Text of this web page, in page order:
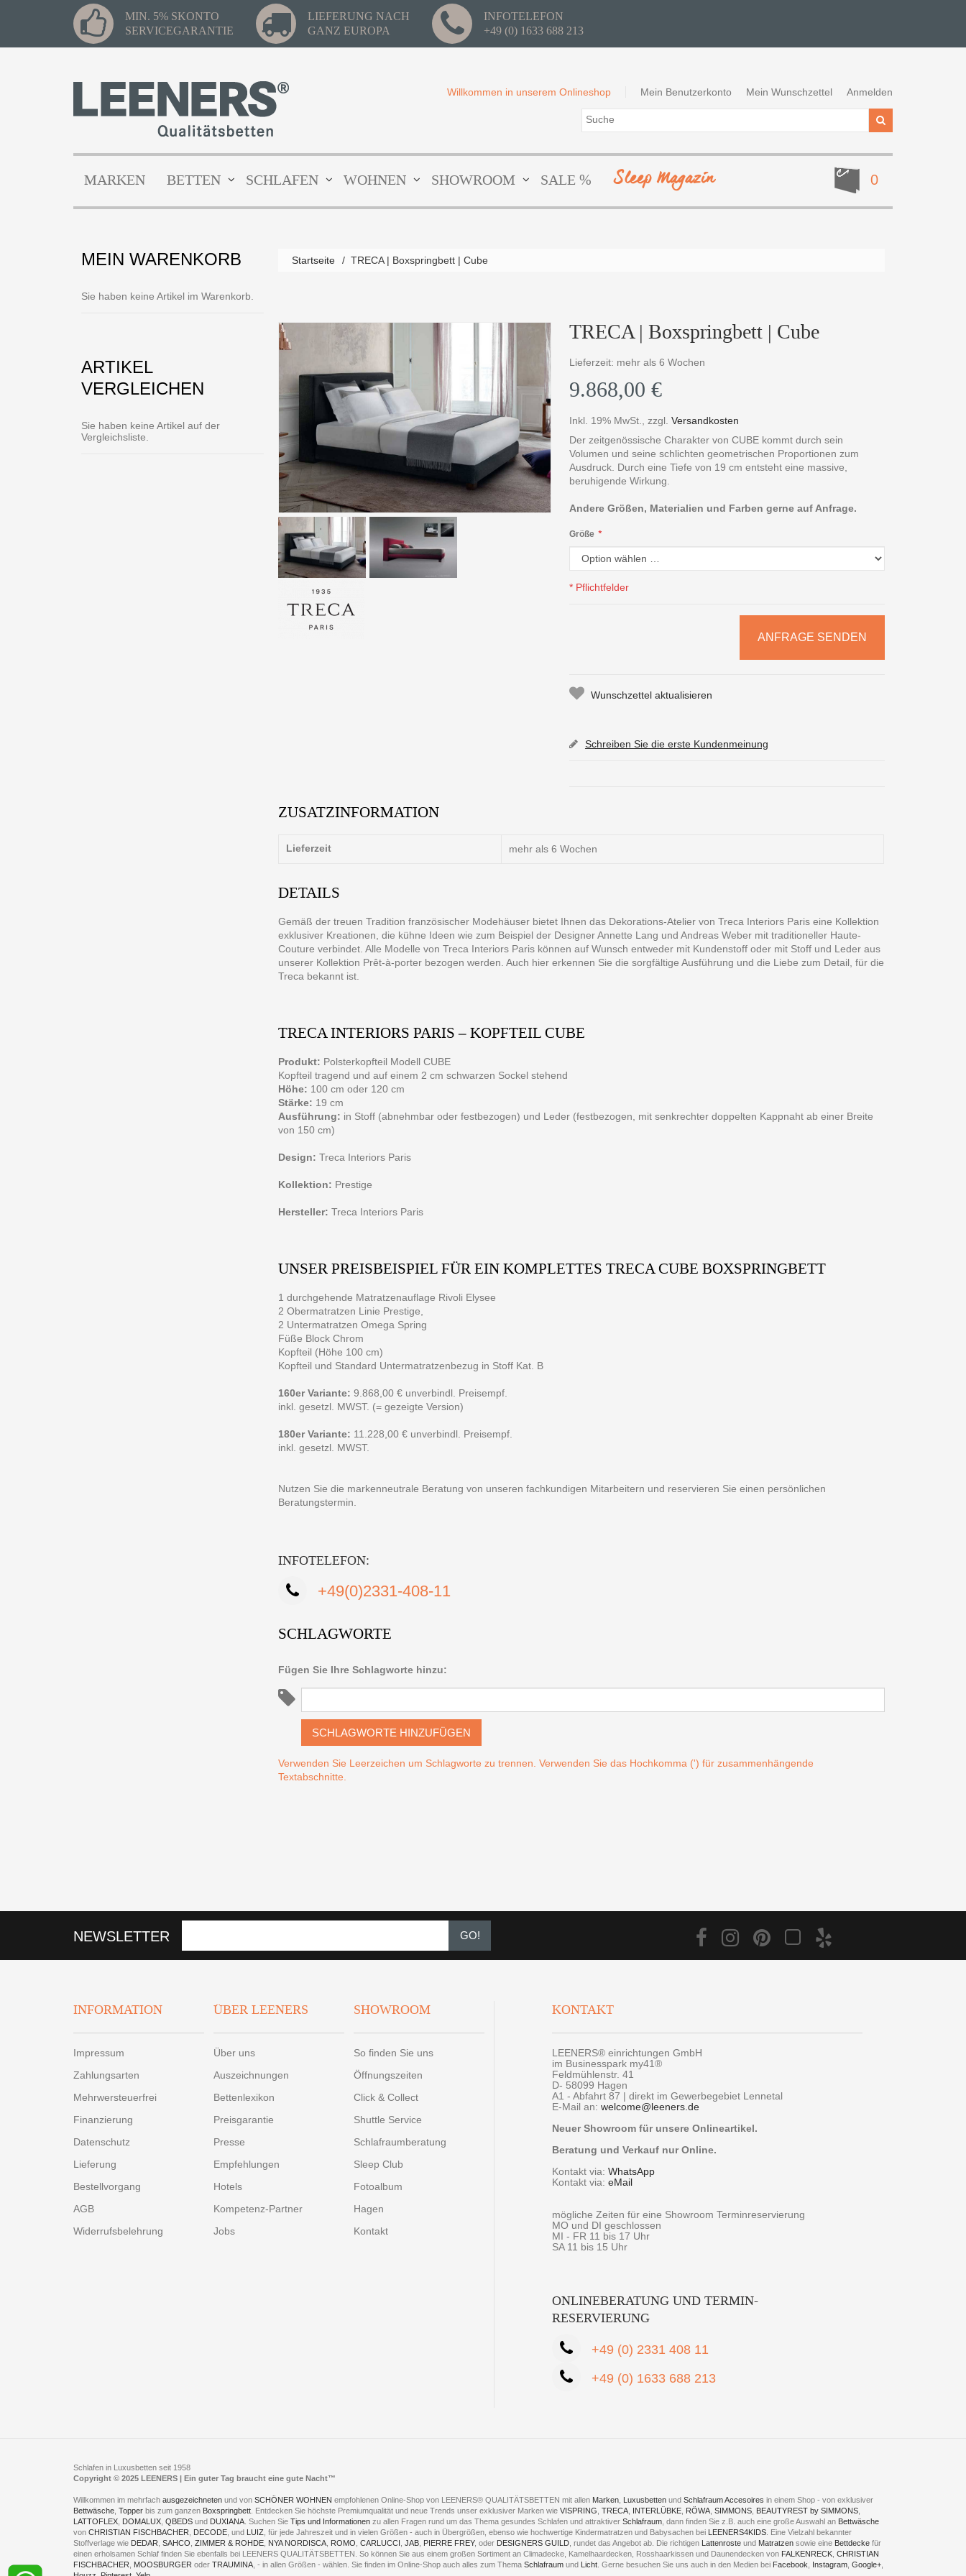
MIN. 5% SKONTO
SERVICEGARANTIE
LIEFERUNG NACH
GANZ EUROPA
INFOTELEFON
+49 (0) 1633 688 213
Mein Benutzerkonto Mein Wunschzettel Anmelden
Willkommen in unserem Onlineshop
0
MARKEN BETTEN SCHLAFEN WOHNEN SHOWROOM SALE % Sleep Magazin
Startseite / TRECA | Boxspringbett | Cube
TRECA | Boxspringbett | Cube
Lieferzeit: mehr als 6 Wochen
9.868,00 €
Inkl. 19% MwSt. zzgl. Versandkosten
Der zeitgenössische Charakter von CUBE kommt durch sein
Volumen und seine schlichten geometrischen Proportionen zum
Ausdruck. Durch eine Tiefe von 19 cm entsteht eine massive,
beruhigende Wirkung.
Andere Größen, Materialien und Farben gerne auf Anfrage.
*
Größe
* Pflichtfelder
ANFRAGE SENDEN
Wunschzettel aktualisieren
Schreiben Sie die erste Kundenmeinung
ZUSATZINFORMATION
Lieferzeit mehr als 6 Wochen
DETAILS
Gemäß der treuen Tradition französischer Modehäuser bietet Ihnen das Dekorations-Atelier von Treca Interiors Paris eine Kollektion
exklusiver Kreationen, die kühne Ideen wie zum Beispiel der Designer Annette Lang und Andreas Weber mit traditioneller Haute-
Couture verbindet. Alle Modelle von Treca Interiors Paris können auf Wunsch entweder mit Kundenstoff oder mit Stoff und Leder aus
unserer Kollektion Prêt-à-porter bezogen werden. Auch hier erkennen Sie die sorgfältige Ausführung und die Liebe zum Detail, für die
Treca bekannt ist.
TRECA INTERIORS PARIS – KOPFTEIL CUBE
Produkt: Polsterkopfteil Modell CUBE
Kopfteil tragend und auf einem 2 cm schwarzen Sockel stehend
Höhe: 100 cm oder 120 cm
Stärke: 19 cm
Ausführung: in Stoff (abnehmbar oder festbezogen) und Leder (festbezogen, mit senkrechter doppelten Kappnaht ab einer Breite
von 150 cm)
Design: Treca Interiors Paris
Kollektion: Prestige
Hersteller:Treca Interiors Paris
UNSER PREISBEISPIEL FÜR EIN KOMPLETTES TRECA CUBE BOXSPRINGBETT
1 durchgehende Matratzenauflage Rivoli Elysee
2 Obermatratzen Linie Prestige,
2 Untermatratzen Omega Spring
Füße Block Chrom
Kopfteil (Höhe 100 cm)
Kopfteil und Standard Untermatratzenbezug in Stoff Kat. B
160er Variante: 9.868,00 € unverbindl. Preisempf.
inkl. gesetzl. MWST. (= gezeigte Version)
180er Variante: 11.228,00 € unverbindl. Preisempf.
inkl. gesetzl. MWST.
Nutzen Sie die markenneutrale Beratung von unseren fachkundigen Mitarbeitern und reservieren Sie einen persönlichen
Beratungstermin.
INFOTELEFON:
+49(0)2331-408-11
SCHLAGWORTE
Fügen Sie Ihre Schlagworte hinzu:
SCHLAGWORTE HINZUFÜGEN
Verwenden Sie Leerzeichen um Schlagworte zu trennen. Verwenden Sie das Hochkomma (') für zusammenhängende
Textabschnitte.
MEIN WARENKORB
Sie haben keine Artikel im Warenkorb.
ARTIKEL
VERGLEICHEN
Sie haben keine Artikel auf der
Vergleichsliste.
NEWSLETTER GO!
INFORMATION
Impressum
Zahlungsarten
Mehrwersteuerfrei
Finanzierung
Datenschutz
Lieferung
Bestellvorgang
AGB
Widerrufsbelehrung
ÜBER LEENERS
Über uns
Auszeichnungen
Bettenlexikon
Preisgarantie
Presse
Empfehlungen
Hotels
Kompetenz-Partner
Jobs
SHOWROOM
So finden Sie uns
Öffnungszeiten
Click & Collect
Shuttle Service
Schlafraumberatung
Sleep Club
Fotoalbum
Hagen
Kontakt
KONTAKT
LEENERS® einrichtungen GmbH
im Businesspark my41®
Feldmühlenstr. 41
D- 58099 Hagen
A1 - Abfahrt 87 | direkt im Gewerbegebiet Lennetal
E-Mail an: welcome@leeners.de
Neuer Showroom für unsere Onlineartikel.
Beratung und Verkauf nur Online.
Kontakt via: WhatsApp
Kontakt via: eMail
mögliche Zeiten für eine Showroom Terminreservierung
MO und DI geschlossen
MI - FR 11 bis 17 Uhr
SA 11 bis 15 Uhr
ONLINEBERATUNG UND TERMIN-
RESERVIERUNG
+49 (0) 2331 408 11
+49 (0) 1633 688 213
Schlafen in Luxusbetten seit 1958
Copyright © 2025 LEENERS | Ein guter Tag braucht eine gute Nacht™
Willkommen im mehrfach ausgezeichneten und von SCHÖNER WOHNEN empfohlenen Online-Shop von LEENERS® QUALITÄTSBETTEN mit allen Marken Luxusbetten und Schlafraum Accesoires in einem Shop - von exklusiver
Bettwäsche Topper bis zum ganzen Boxspringbett . Entdecken Sie höchste Premiumqualität und neue Trends unser exklusiver Marken wie VISPRING TRECA INTERLÜBKE RÖWA SIMMONS BEAUTYREST by SIMMONS
LATTOFLEX DOMALUX QBEDS und DUXIANA . Suchen Sie Tips und Informationen zu allen Fragen rund um das Thema gesundes Schlafen und attraktiver Schlafraum , dann finden Sie z.B. auch eine große Auswahl an Bettwäsche
von CHRISTIAN FISCHBACHER DECODE , und LUIZ , für jede Jahreszeit und in vielen Größen - auch in Übergrößen, ebenso wie hochwertige Kindermatratzen und Babysachen bei LEENERS4KIDS . Eine Vielzahl bekannter
Stoffverlage wie DEDAR SAHCO ZIMMER & ROHDE NYA NORDISCA ROMO CARLUCCI JAB PIERRE FREY, oder DESIGNERS GUILD , rundet das Angebot ab. Die richtigen Lattenroste und Matratzen sowie eine Bettdecke für
einen erholsamen Schlaf finden Sie ebenfalls bei LEENERS QUALITÄTSBETTEN. So können Sie aus einem großen Sortiment an Climadecke, Kamelhaardecken, Rosshaarkissen und Daunendecken von FALKENRECK CHRISTIAN
FISCHBACHER
MOOSBURGER oder TRAUMINA , - in allen Größen - wählen. Sie finden im Online-Shop auch alles zum Thema Schlafraum und Licht . Gerne besuchen Sie uns auch in den Medien bei Facebook Instagram Google+